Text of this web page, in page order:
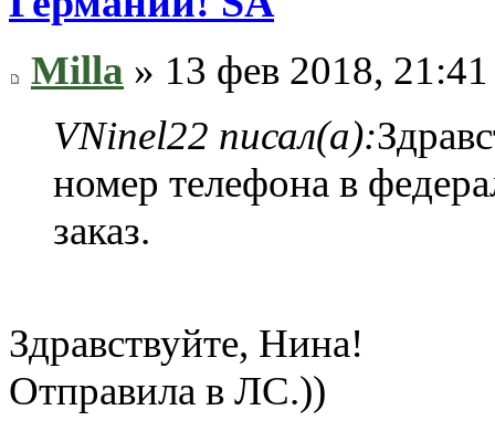
Milla » 13 фев 2018, 21:41
VNinel22 писал(а):
номер телефона в
заказ.
Здравствуйте, Нина!
Отправила в ЛС.))